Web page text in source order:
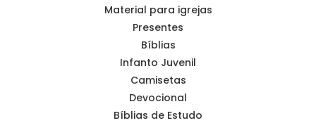
Material para igrejas
Presentes
Bíblias
Infanto Juvenil
Camisetas
Devocional
Bíblias de Estudo